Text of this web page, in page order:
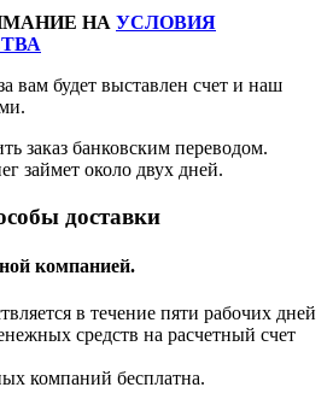
НА УСЛОВИЯ
вам будет выставлен счет и наш
заказ банковским переводом.
займет около двух дней.
доставки
компанией.
в течение пяти рабочих дней
средств на расчетный счет
компаний бесплатна.